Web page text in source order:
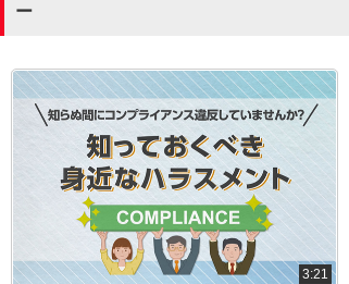
ー
3:21